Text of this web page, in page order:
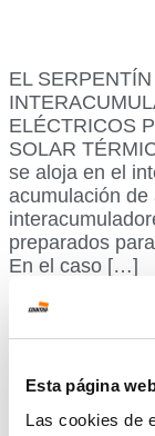
Esta página
Las cookies de
EL
ELÉCTRICOS
SOLAR
se aloja en el
acumulación
preparados
En el caso […]
Termos